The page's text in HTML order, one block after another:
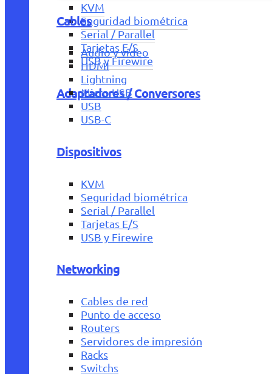
KVM
Seguridad biométrica
Serial / Parallel
Tarjetas E/S
USB y Firewire
Adaptadores / Conversores
Cables
Audio y vídeo
HDMI
Lightning
Micro USB
USB
USB-C
Dispositivos
KVM
Seguridad biométrica
Serial / Parallel
Tarjetas E/S
USB y Firewire
Networking
Cables de red
Punto de acceso
Routers
Servidores de impresión
Racks
Switchs